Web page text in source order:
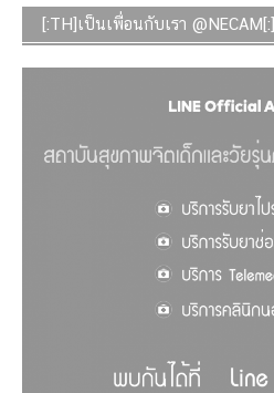
[:TH]เป็นเพื่อนกับเรา @NECAM[:]